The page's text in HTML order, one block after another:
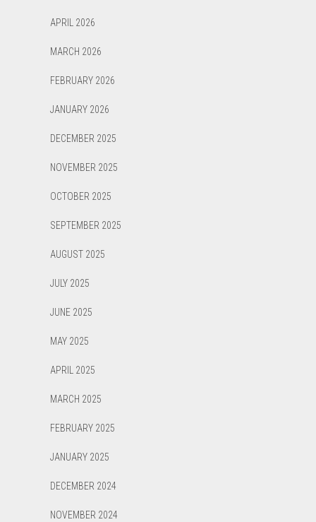
APRIL 2026
MARCH 2026
FEBRUARY 2026
JANUARY 2026
DECEMBER 2025
NOVEMBER 2025
OCTOBER 2025
SEPTEMBER 2025
AUGUST 2025
JULY 2025
JUNE 2025
MAY 2025
APRIL 2025
MARCH 2025
FEBRUARY 2025
JANUARY 2025
DECEMBER 2024
NOVEMBER 2024